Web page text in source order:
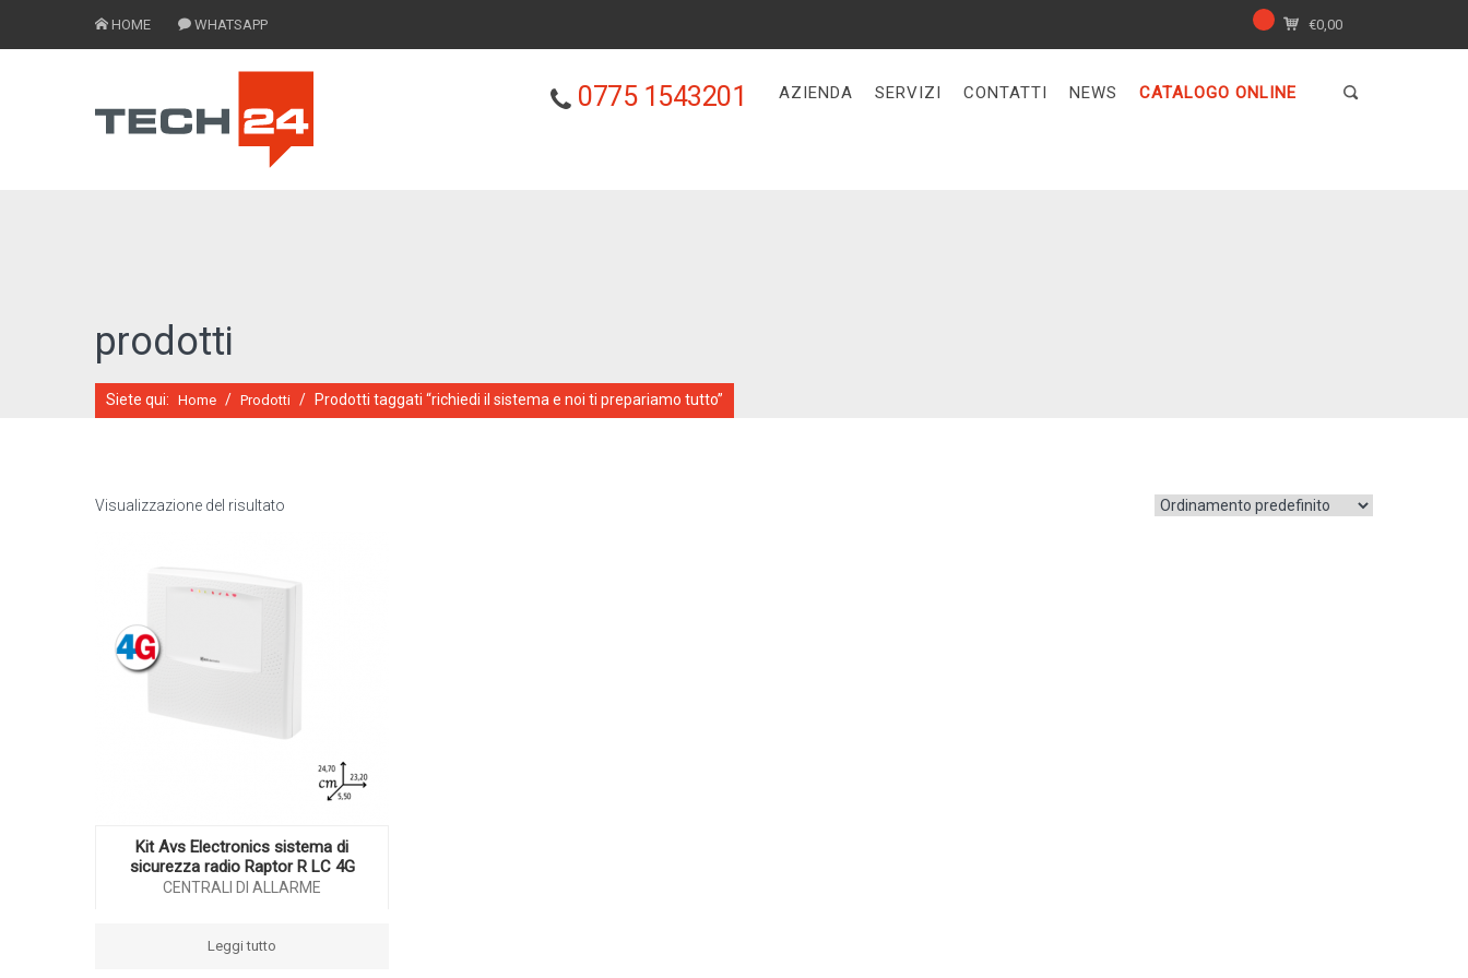
HOME WHATSAPP €0,00
0775 1543201 AZIENDA SERVIZI CONTATTI NEWS CATALOGO ONLINE
prodotti
Siete qui: Home / Prodotti / Prodotti taggati “richiedi il sistema e noi ti prepariamo tutto”
Visualizzazione del risultato
Kit Avs Electronics sistema di
sicurezza radio Raptor R LC 4G
CENTRALI DI ALLARME
Leggi tutto